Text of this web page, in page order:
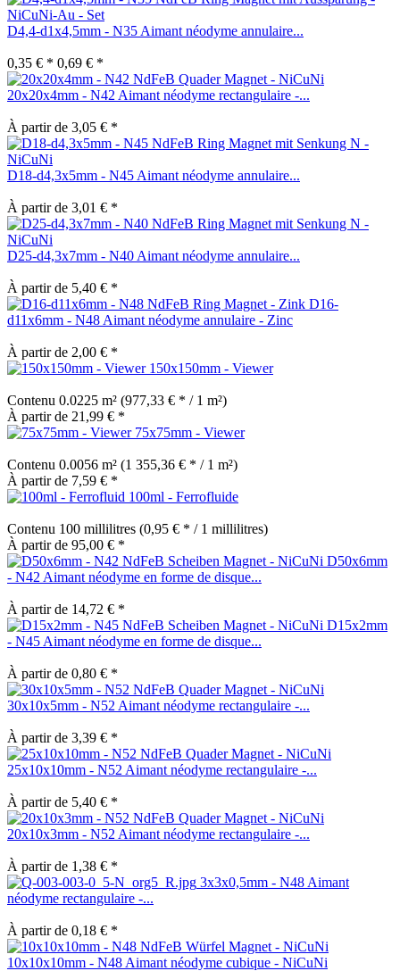
D4,4-d1x4,5mm - N35 Aimant néodyme annulaire...
0,35 € * 0,69 € *
20x20x4mm - N42 Aimant néodyme rectangulaire -...
À partir de 3,05 € *
D18-d4,3x5mm - N45 Aimant néodyme annulaire...
À partir de 3,01 € *
D25-d4,3x7mm - N40 Aimant néodyme annulaire...
À partir de 5,40 € *
D16-
d11x6mm - N48 Aimant néodyme annulaire - Zinc
À partir de 2,00 € *
150x150mm - Viewer
Contenu 0.0225 m² (977,33 € * / 1 m²)
À partir de 21,99 € *
75x75mm - Viewer
Contenu 0.0056 m² (1 355,36 € * / 1 m²)
À partir de 7,59 € *
100ml - Ferrofluide
Contenu 100 millilitres (0,95 € * / 1 millilitres)
À partir de 95,00 € *
D50x6mm
- N42 Aimant néodyme en forme de disque...
À partir de 14,72 € *
D15x2mm
- N45 Aimant néodyme en forme de disque...
À partir de 0,80 € *
30x10x5mm - N52 Aimant néodyme rectangulaire -...
À partir de 3,39 € *
25x10x10mm - N52 Aimant néodyme rectangulaire -...
À partir de 5,40 € *
20x10x3mm - N52 Aimant néodyme rectangulaire -...
À partir de 1,38 € *
3x3x0,5mm - N48 Aimant
néodyme rectangulaire -...
À partir de 0,18 € *
10x10x10mm - N48 Aimant néodyme cubique - NiCuNi